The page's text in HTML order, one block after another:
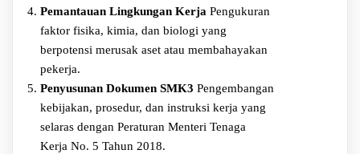
Pemantauan Lingkungan Kerja Pengukuran
faktor fisika, kimia, dan biologi yang
berpotensi merusak aset atau membahayakan
pekerja.
Penyusunan Dokumen SMK3 Pengembangan
kebijakan, prosedur, dan instruksi kerja yang
selaras dengan Peraturan Menteri Tenaga
Kerja No. 5 Tahun 2018.